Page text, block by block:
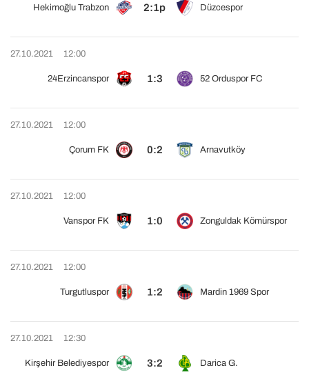
Hekimoğlu Trabzon 2:1p Düzcespor
27.10.2021 12:00
24Erzincanspor 1:3 52 Orduspor FC
27.10.2021 12:00
Çorum FK 0:2 Arnavutköy
27.10.2021 12:00
Vanspor FK 1:0 Zonguldak Kömürspor
27.10.2021 12:00
Turgutluspor 1:2 Mardin 1969 Spor
27.10.2021 12:30
Kirşehir Belediyespor 3:2 Darica G.